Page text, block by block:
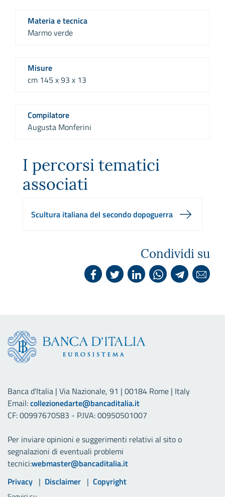
Materia e tecnica
Marmo verde
Misure
cm 145 x 93 x 13
Compilatore
Augusta Monferini
I percorsi tematici
associati
Scultura italiana del secondo dopoguerra
Condividi su
Banca d'Italia | Via Nazionale, 91 | 00184 Rome | Italy
Email:collezionedarte@bancaditalia.it
CF: 00997670583 - P.IVA: 00950501007
Per inviare opinioni e suggerimenti relativi al sito o
segnalazioni di eventuali problemi
tecnici:webmaster@bancaditalia.it
Link utili
Privacy Disclaimer Copyright